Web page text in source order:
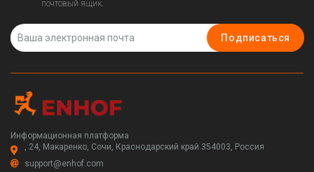
почтовый ящик.
Подписаться
Информационная платформа
, 24, Макаренко, Сочи, Краснодарский край 354003, Россия
support@enhof.com